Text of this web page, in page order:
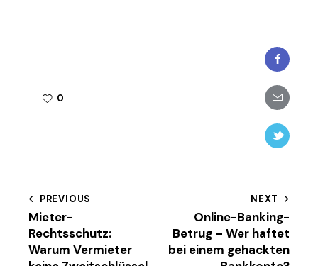
0
Facebook
Share-
email
Twitter-
Beitragsnavigation
PREVIOUS
Mieter-
Rechtsschutz:
Warum Vermieter
NEXT
Online-Banking-
Betrug – Wer haftet
bei einem gehackten